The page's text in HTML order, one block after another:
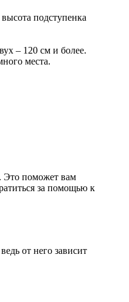
подступенка
– 120 см и более.
места.
Это поможет вам
за помощью к
от него зависит